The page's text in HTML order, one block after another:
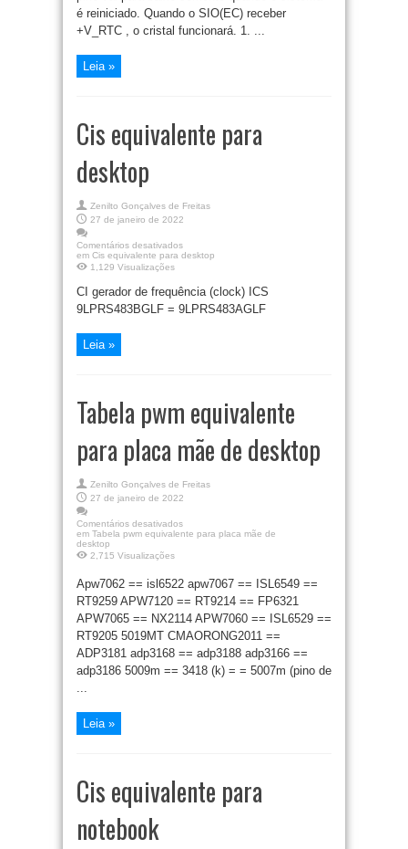
é reiniciado. Quando o SIO(EC) receber
+V_RTC , o cristal funcionará. 1. ...
Leia »
Cis equivalente para
desktop
Zenilto Gonçalves de Freitas
27 de janeiro de 2022
Comentários desativados
em Cis equivalente para desktop
1,129 Visualizações
CI gerador de frequência (clock) ICS
9LPRS483BGLF = 9LPRS483AGLF
Leia »
Tabela pwm equivalente
para placa mãe de desktop
Zenilto Gonçalves de Freitas
27 de janeiro de 2022
Comentários desativados
em Tabela pwm equivalente para placa mãe de
desktop
2,715 Visualizações
Apw7062 == isl6522 apw7067 == ISL6549 ==
RT9259 APW7120 == RT9214 == FP6321
APW7065 == NX2114 APW7060 == ISL6529 ==
RT9205 5019MT CMAORONG2011 ==
ADP3181 adp3168 == adp3188 adp3166 ==
adp3186 5009m == 3418 (k) = = 5007m (pino de
...
Leia »
Cis equivalente para
notebook